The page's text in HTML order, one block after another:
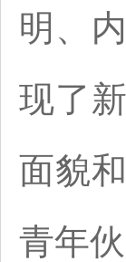
明、
现了
面貌
青年